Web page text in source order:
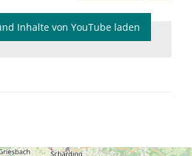
Inhalte von YouTube laden